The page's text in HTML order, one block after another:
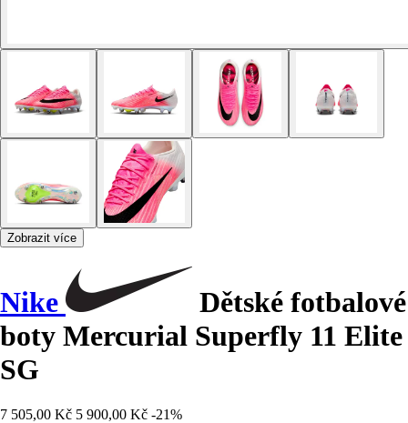
Zobrazit více
Nike
Dětské fotbalové
boty Mercurial Superfly 11 Elite
SG
7 505,00 Kč 5 900,00 Kč -21%